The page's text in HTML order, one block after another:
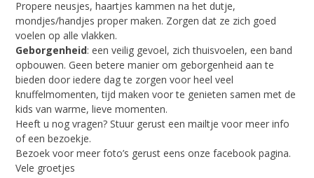
Propere neusjes, haartjes kammen na het dutje,
mondjes/handjes proper maken. Zorgen dat ze zich goed
voelen op alle vlakken.
Geborgenheid: een veilig gevoel, zich thuisvoelen, een band
opbouwen. Geen betere manier om geborgenheid aan te
bieden door iedere dag te zorgen voor heel veel
knuffelmomenten, tijd maken voor te genieten samen met de
kids van warme, lieve momenten.
Heeft u nog vragen? Stuur gerust een mailtje voor meer info
of een bezoekje.
Bezoek voor meer foto’s gerust eens onze facebook pagina.
Vele groetjes